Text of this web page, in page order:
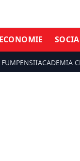
ECONOMIE
FUMPENSIIACADEMIA